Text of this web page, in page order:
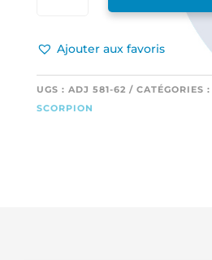
DE
PRINCIPALE
Ajouter aux favoris
UGS : ADJ 581-62 CATÉGORIES :
SCORPION